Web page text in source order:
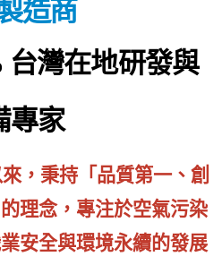
造商
台灣在地研發與
專家
，秉持「品質第一、創
理念，專注於空氣污染
安全與環境永續的發展